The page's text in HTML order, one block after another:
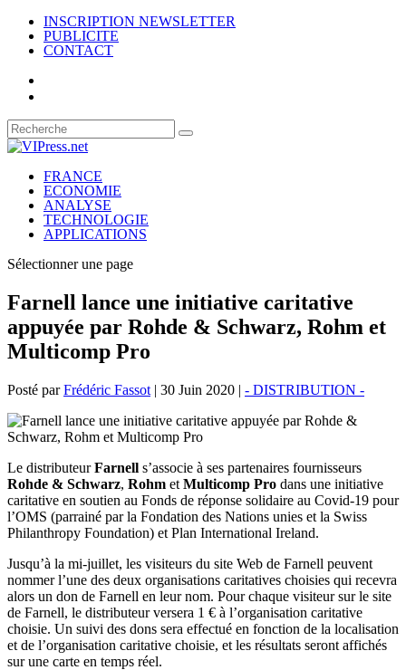
INSCRIPTION NEWSLETTER
PUBLICITE
CONTACT
FRANCE
ECONOMIE
ANALYSE
TECHNOLOGIE
APPLICATIONS
Sélectionner une page
Farnell lance une initiative caritative
appuyée par Rohde & Schwarz, Rohm et
Multicomp Pro
Posté parFrédéric Fassot | 30 Juin 2020 | - DISTRIBUTION -
Le distributeurFarnell s’associe à ses partenaires fournisseurs
Rohde & Schwarz, Rohm et Multicomp Pro dans une initiative
caritative en soutien au Fonds de réponse solidaire au Covid-19 pour
l’OMS (parrainé par la Fondation des Nations unies et la Swiss
Philanthropy Foundation) et Plan International Ireland.
Jusqu’à la mi-juillet, les visiteurs du site Web de Farnell peuvent
nommer l’une des deux organisations caritatives choisies qui recevra
alors un don de Farnell en leur nom. Pour chaque visiteur sur le site
de Farnell, le distributeur versera 1 € à l’organisation caritative
choisie. Un suivi des dons sera effectué en fonction de la localisation
et de l’organisation caritative choisie, et les résultats seront affichés
sur une carte en temps réel.